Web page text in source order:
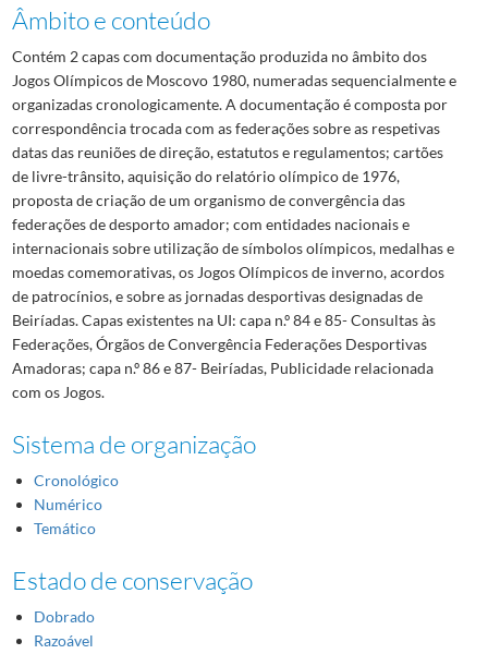
Âmbito e conteúdo
Contém 2 capas com documentação produzida no âmbito dos
Jogos Olímpicos de Moscovo 1980, numeradas sequencialmente e
organizadas cronologicamente. A documentação é composta por
correspondência trocada com as federações sobre as respetivas
datas das reuniões de direção, estatutos e regulamentos; cartões
de livre-trânsito, aquisição do relatório olímpico de 1976,
proposta de criação de um organismo de convergência das
federações de desporto amador; com entidades nacionais e
internacionais sobre utilização de símbolos olímpicos, medalhas e
moedas comemorativas, os Jogos Olímpicos de inverno, acordos
de patrocínios, e sobre as jornadas desportivas designadas de
Beiríadas. Capas existentes na UI: capa n.º 84 e 85- Consultas às
Federações, Órgãos de Convergência Federações Desportivas
Amadoras; capa n.º 86 e 87- Beiríadas, Publicidade relacionada
com os Jogos.
Sistema de organização
Cronológico
Numérico
Temático
Estado de conservação
Dobrado
Razoável